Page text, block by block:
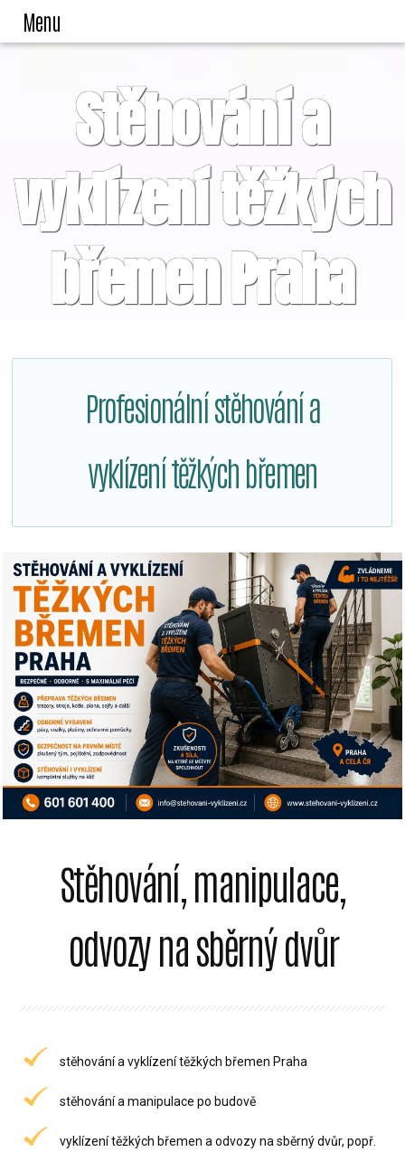
Stěhování a
vyklízení těžkých
břemen Praha
Profesionální stěhování a
vyklízení těžkých břemen
Menu
Stěhování, manipulace,
odvozy na sběrný dvůr
stěhování a vyklízení těžkých břemen Praha
stěhování a manipulace po budově
vyklízení těžkých břemen a odvozy na sběrný dvůr, popř.